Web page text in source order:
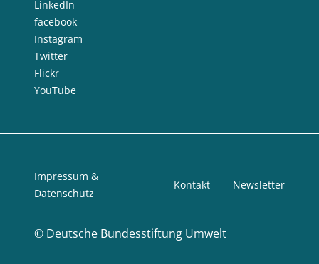
LinkedIn
facebook
Instagram
Twitter
Flickr
YouTube
© Deutsche Bundesstiftung Umwelt
Impressum &
Datenschutz
Kontakt Newsletter